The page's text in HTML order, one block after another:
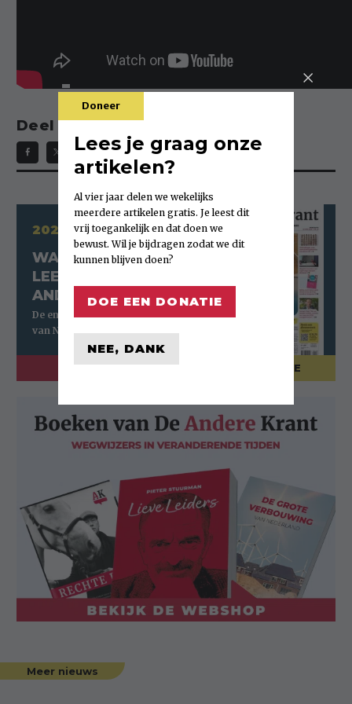
Deel deze video:
2026 - UITGAVE 25
WAT JE ALLEEN
LEEST IN DE
ANDERE KRANT
ABONNEER BESTEL UITGAVE
Meer nieuws
Doneer
Lees je graag onze
artikelen?
Al vier jaar delen we wekelijks
meerdere artikelen gratis. Je leest dit
vrij toegankelijk en dat doen we
bewust. Wil je bijdragen zodat we dit
kunnen blijven doen?
DOE EEN DONATIE
NEE, DANK